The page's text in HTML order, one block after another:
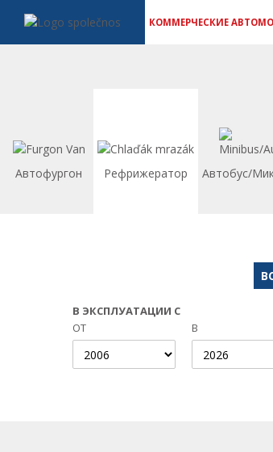
КОММЕРЧЕСКИЕ
Автофургон Рефрижератор Автобус/
В ЭКСПЛУАТАЦИИ С
ОТ
В